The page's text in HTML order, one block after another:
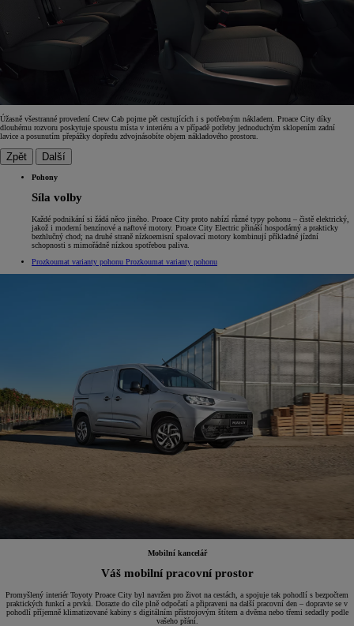
Úžasně všestranné provedení Crew Cab pojme pět cestujících i s potřebným nákladem. Proace City díky
dlouhému rozvoru poskytuje spoustu místa v interiéru a v případě potřeby jednoduchým sklopením zadní
lavice a posunutím přepážky dopředu zdvojnásobíte objem nákladového prostoru.
Zpět Další
Pohony
Síla volby
Každé podnikání si žádá něco jiného. Proace City proto nabízí různé typy pohonu – čistě elektrický,
jakož i moderní benzínové a naftové motory. Proace City Electric přináší hospodárný a prakticky
bezhlučný chod; na druhé straně nízkoemisní spalovací motory kombinují příkladné jízdní
schopnosti s mimořádně nízkou spotřebou paliva.
Prozkoumat varianty pohonu Prozkoumat varianty pohonu
Mobilní kancelář
Váš mobilní pracovní prostor
Promyšlený interiér Toyoty Proace City byl navržen pro život na cestách, a spojuje tak pohodlí s bezpočtem
praktických funkcí a prvků. Dorazte do cíle plně odpočatí a připraveni na další pracovní den – dopravte se v
pohodlí příjemně klimatizované kabiny s digitálním přístrojovým štítem a dvěma nebo třemi sedadly podle
vašeho přání.